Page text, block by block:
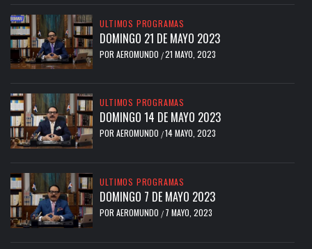
ULTIMOS PROGRAMAS
DOMINGO 21 DE MAYO 2023
POR AEROMUNDO /21 MAYO, 2023
ULTIMOS PROGRAMAS
DOMINGO 14 DE MAYO 2023
POR AEROMUNDO /14 MAYO, 2023
ULTIMOS PROGRAMAS
DOMINGO 7 DE MAYO 2023
POR AEROMUNDO / 7 MAYO, 2023